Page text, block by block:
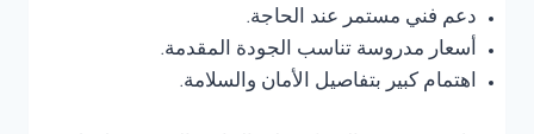
دعم فني مستمر عند الحاجة.
أسعار مدروسة تناسب الجودة المقدمة.
اهتمام كبير بتفاصيل الأمان والسلامة.